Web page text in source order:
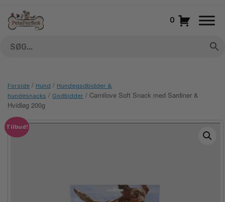
indhold
0
Forside / Hund / Hundegodbidder &
hundesnacks / Godbidder / Carnilove Soft Snack med Sardiner &
Hvidløg 200g
Tilbud!